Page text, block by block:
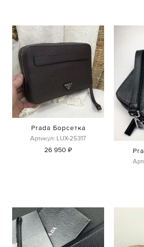
Prada Борсетка
Артикул: LUX-25317
26 950 ₽